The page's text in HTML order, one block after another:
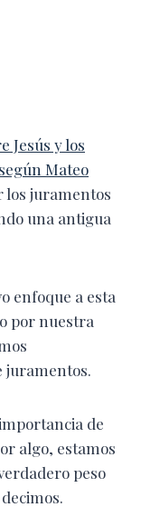
Jesús y los
Mateo
los juramentos
una antigua
enfoque a esta
por nuestra
juramentos.
de
algo, estamos
peso